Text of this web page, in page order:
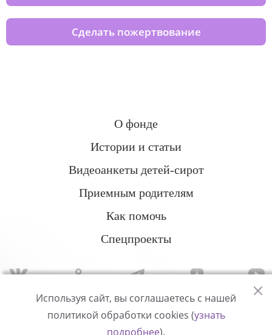
Сделать пожертвование
О фонде
Истории и статьи
Видеоанкеты детей-сирот
Приемным родителям
Как помочь
Спецпроекты
Политика конфиденциальности
Используя сайт, вы соглашаетесь с нашей
политикой обработки cookies (узнать
подробнее).